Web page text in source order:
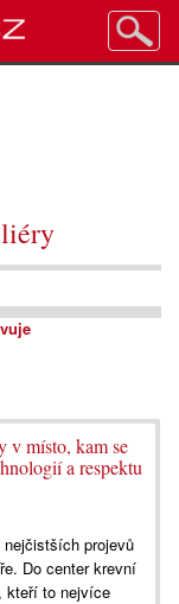
v místo, kam se
a respektu
projevů
Do center krevní
kteří to nejvíce